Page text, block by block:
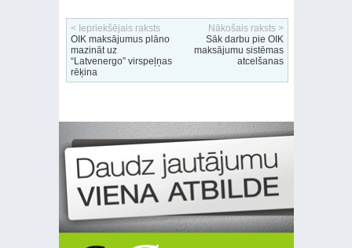
< Iepriekšējais raksts
OIK maksājumus plāno
mazināt uz
“Latvenergo” virspeļņas
rēķina
Nākošais raksts >
Sāk darbu pie OIK
maksājumu sistēmas
atcelšanas